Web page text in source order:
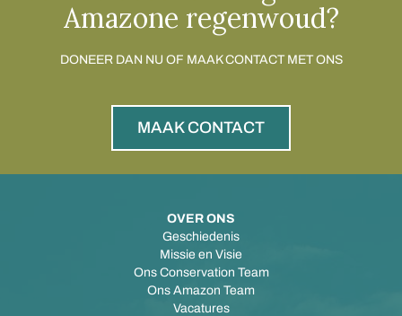
Amazone regenwoud?
DONEER DAN NU OF MAAK CONTACT MET ONS
MAAK CONTACT
OVER ONS
Geschiedenis
Missie en Visie
Ons Conservation Team
Ons Amazon Team
Vacatures